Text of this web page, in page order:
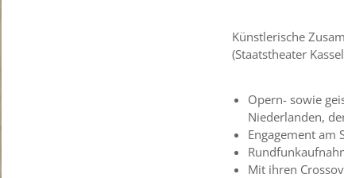
Künstlerische
(Staatstheater
Opern- sowie
Niederlanden,
Engagement am
Mit ihren